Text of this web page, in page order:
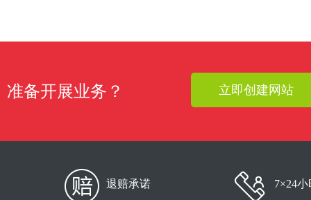
准备开展业务？ 立即创建网站
退赔承诺 7×24